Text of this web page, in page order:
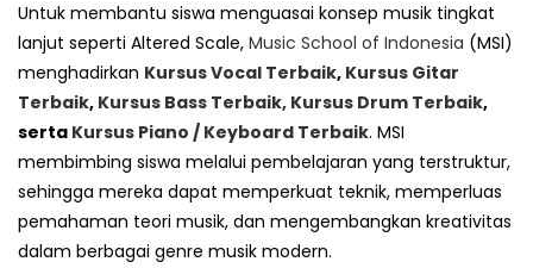
Untuk membantu siswa menguasai konsep musik tingkat
lanjut seperti Altered Scale, Music School of Indonesia (MSI)
menghadirkan Kursus Vocal Terbaik, Kursus Gitar
Terbaik, Kursus Bass Terbaik, Kursus Drum Terbaik,
serta Kursus Piano / Keyboard Terbaik. MSI
membimbing siswa melalui pembelajaran yang terstruktur,
sehingga mereka dapat memperkuat teknik, memperluas
pemahaman teori musik, dan mengembangkan kreativitas
dalam berbagai genre musik modern.